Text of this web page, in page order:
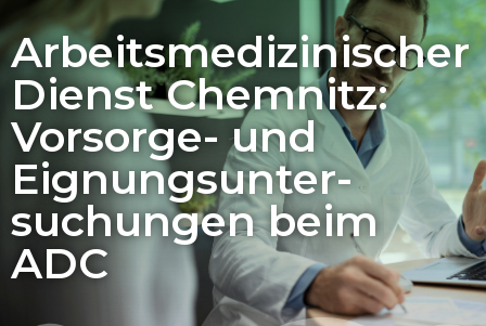
Arbeits­medizinischer
Dienst Chemnitz:
Vorsorge- und
Eignungs­unter­
suchungen beim
ADC